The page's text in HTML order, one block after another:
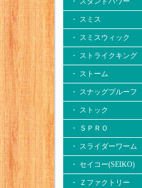
・ スミス
・ スミスウィック
・ ストライクキング
・ ストーム
・ スナッグプルーフ
・ ストック
・ ＳＰＲＯ
・ スライダーワーム
・ セイコー(SEIKO)
・ Ｚファクトリー